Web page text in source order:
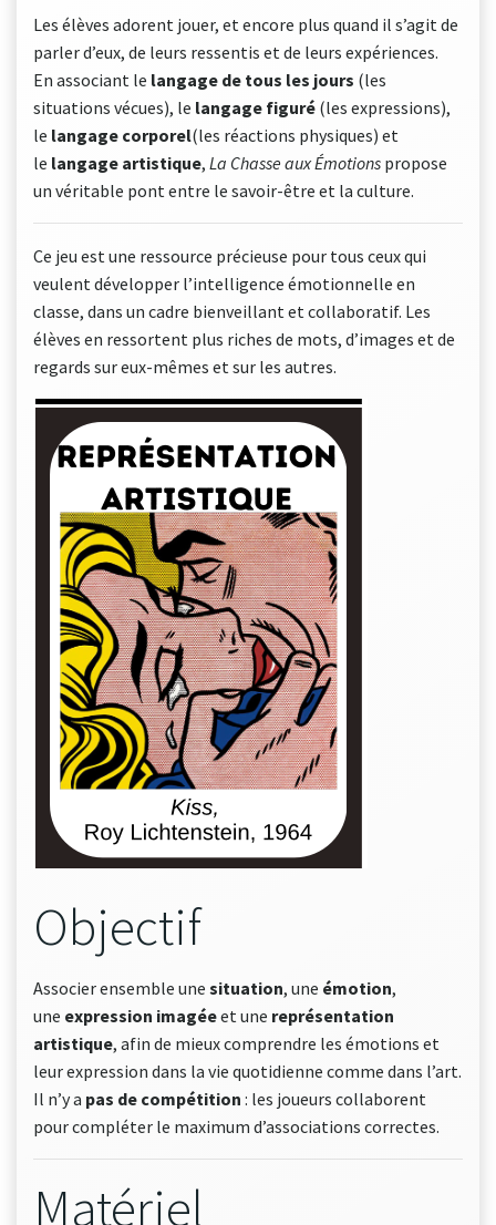
Les élèves adorent jouer, et encore plus quand il s’agit de
parler d’eux, de leurs ressentis et de leurs expériences.
En associant le langage de tous les jours (les
situations vécues), le langage figuré (les expressions),
le langage corporel(les réactions physiques) et
le langage artistique, La Chasse aux Émotions propose
un véritable pont entre le savoir-être et la culture.
Ce jeu est une ressource précieuse pour tous ceux qui
veulent développer l’intelligence émotionnelle en
classe, dans un cadre bienveillant et collaboratif. Les
élèves en ressortent plus riches de mots, d’images et de
regards sur eux-mêmes et sur les autres.
Objectif
Associer ensemble une situation, une émotion,
une expression imagéeet une représentation
artistique, afin de mieux comprendre les émotions et
leur expression dans la vie quotidienne comme dans l’art.
Il n’y a pas de compétition : les joueurs collaborent
pour compléter le maximum d’associations correctes.
Matériel